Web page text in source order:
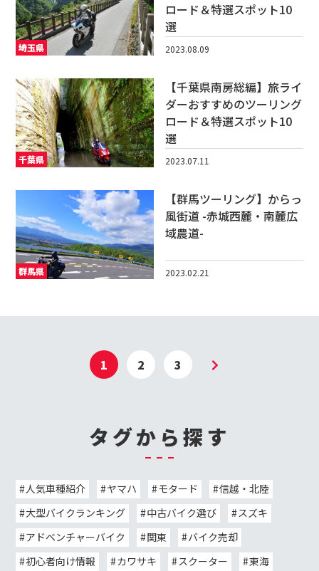
埼玉県
ロード＆特選スポット10
選
2023.08.09
千葉県
【千葉県南房総編】旅ライ
ダーおすすめのツーリング
ロード＆特選スポット10
選
2023.07.11
群馬県
【群馬ツーリング】からっ
風街道 -赤城西麓・南麓広
域農道-
2023.02.21
1 2 3
タグから探す
人気車種紹介 ヤマハ モタード
信越・北陸
大型バイクランキング
中古バイク選び
スズキ
アドベンチャーバイク
関東
バイク売却
初心者向け情報
カワサキ スクーター
東海